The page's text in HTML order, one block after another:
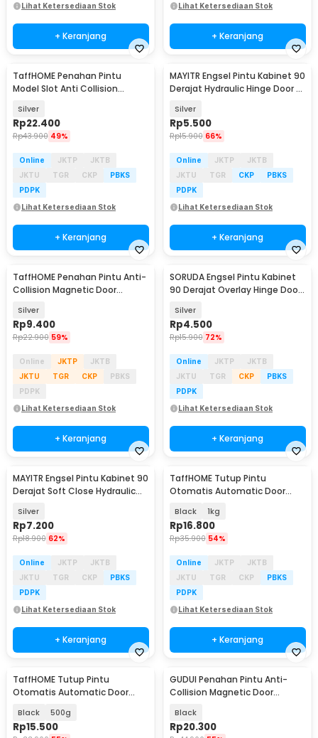
Lihat Ketersediaan Stok
+ Keranjang
Lihat Ketersediaan Stok
+ Keranjang
TaffHOME Penahan Pintu
Model Slot Anti Collision
X018
Silver
Rp22.400
Rp43.900 49%
Online JKTP
JKTB
JKTU
TGR CKP
PBKS
PDPK
Lihat Ketersediaan Stok
+ Keranjang
MAYITR Engsel Pintu Kabinet 90
Derajat Hydraulic Hinge Door -
Silver
Rp5.500
Rp15.900 66%
Online JKTP
JKTB
JKTU
TGR CKP
PBKS
PDPK
Lihat Ketersediaan Stok
+ Keranjang
TaffHOME Penahan Pintu Anti-
Collision Magnetic Door
Silver
Rp9.400
Rp22.900 59%
Online JKTP
JKTB
JKTU
TGR CKP
PBKS
PDPK
Lihat Ketersediaan Stok
+ Keranjang
SORUDA Engsel Pintu Kabinet
90 Derajat Overlay Hinge Door
Silver
Rp4.500
Rp15.900 72%
Online JKTP
JKTB
JKTU
TGR CKP
PBKS
PDPK
Lihat Ketersediaan Stok
+ Keranjang
MAYITR Engsel Pintu Kabinet 90
Derajat Soft Close Hydraulic
Silver
Rp7.200
Rp18.900 62%
Online JKTP
JKTB
JKTU
TGR CKP
PBKS
PDPK
Lihat Ketersediaan Stok
+ Keranjang
TaffHOME Tutup Pintu
Otomatis Automatic Door
Black 1kg
Rp16.800
Rp35.900 54%
Online JKTP
JKTB
JKTU
TGR CKP
PBKS
PDPK
Lihat Ketersediaan Stok
+ Keranjang
TaffHOME Tutup Pintu
Otomatis Automatic Door
Black 500g
Rp15.500
GUDUI Penahan Pintu Anti-
Collision Magnetic Door
Black
Rp20.300